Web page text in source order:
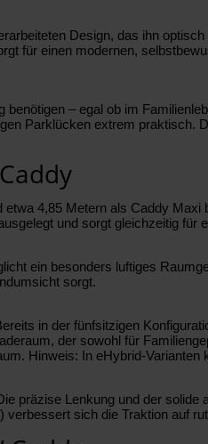
Design, das ihn
für einen modernen,
– egal ob im
Parklücken extrem
4,85 Metern als Caddy
und sorgt gleichzeitig für
ein besonders luftiges
sorgt.
in der fünfsitzigen
der sowohl für
Hinweis: In eHybrid-
präzise Lenkung und der
sich die Traktion auf